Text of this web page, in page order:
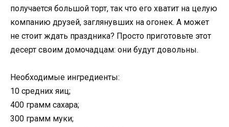
получается большой торт, так что его хватит на целую
компанию друзей, заглянувших на огонек. А может
не стоит ждать праздника? Просто приготовьте этот
десерт своим домочадцам: они будут довольны.
Необходимые ингредиенты:
10 средних яиц;
400 грамм сахара;
300 грамм муки;